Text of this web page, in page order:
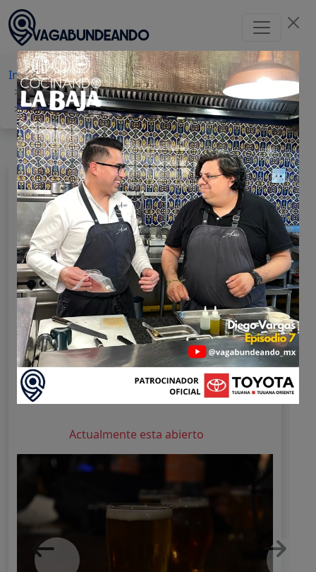
Inicio Baja California
Tijuana
Cervecerías artesanales
Cervecería
Border Psycho Cantina
BORDER PSYCHO CANTINA
¿Ya los visitaste? ¡Califícalos!
5 stars
4 stars
3 stars
2 stars
1 star
Actualmente esta abierto
Previous Next